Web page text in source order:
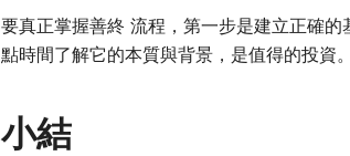
要真正掌握善終 流程，第一步是建立正確
點時間了解它的本質與背景，是值得的投資。
小結